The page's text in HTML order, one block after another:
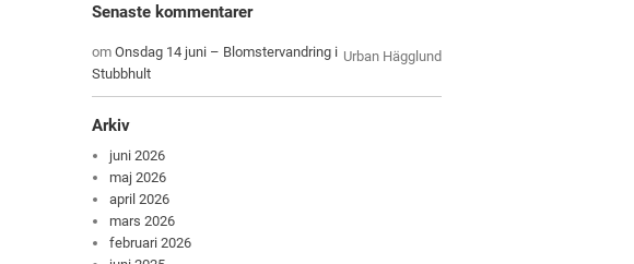
Senaste kommentarer
Urban Hägglund
omOnsdag 14 juni – Blomstervandring i
Stubbhult
Arkiv
juni 2026
maj 2026
april 2026
mars 2026
februari 2026